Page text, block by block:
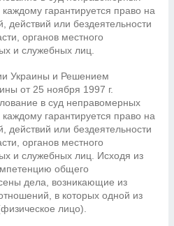
гарантируется право на
или бездеятельности
органов местного
и служебных лиц.
Украины и Решением
от 25 ноября 1997 г.
в суд неправомерных
гарантируется право на
или бездеятельности
органов местного
и служебных лиц. Исходя из
общего
дела, возникающие из
в которых одной из
лицо).